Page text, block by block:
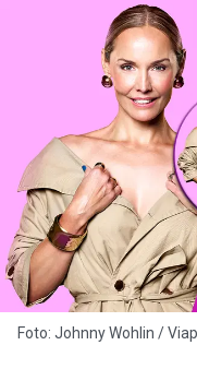
Foto: Johnny Wohlin /